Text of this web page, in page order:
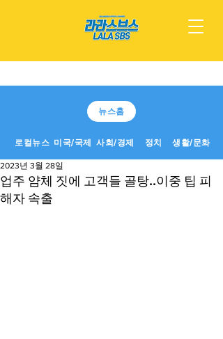
뉴스홈
로컬뉴스 미국/국제 사회/경제 정치 생활/문화
업주 얌체 짓에 고객들 골탕..이중 팁 피
해자 속출
2023년 3월 28일